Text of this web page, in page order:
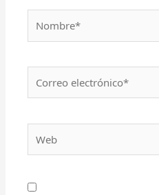
electrónico*